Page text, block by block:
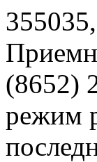
(8652)
режим